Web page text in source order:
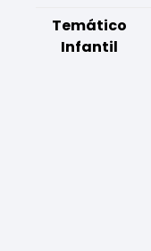
Temático
Infantil